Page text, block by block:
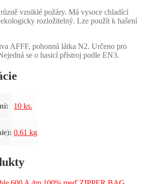
vzniklé požáry. Má vysoce chladící
rozložitelný. Lze použít k hašení
AFFF, pohonná látka N2. Určeno pro
se o hasicí přístroj podle EN3.
10 ks.
0.61 kg